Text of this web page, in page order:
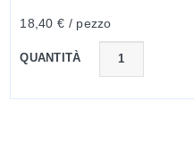
18,40 € / pezzo
QUANTITÀ